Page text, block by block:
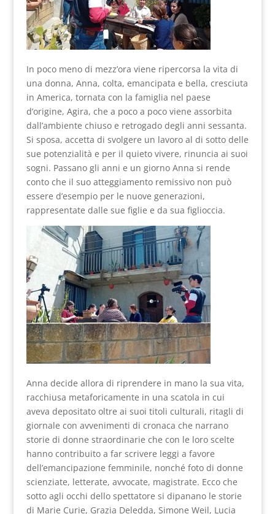
In poco meno di mezz’ora viene ripercorsa la vita di
una donna, Anna, colta, emancipata e bella, cresciuta
in America, tornata con la famiglia nel paese
d’origine, Agira, che a poco a poco viene assorbita
dall’ambiente chiuso e retrogado degli anni sessanta.
Si sposa, accetta di svolgere un lavoro al di sotto delle
sue potenzialità e per il quieto vivere, rinuncia ai suoi
sogni. Passano gli anni e un giorno Anna si rende
conto che il suo atteggiamento remissivo non può
essere d’esempio per le nuove generazioni,
rappresentate dalle sue figlie e da sua figlioccia.
Anna decide allora di riprendere in mano la sua vita,
racchiusa metaforicamente in una scatola in cui
aveva depositato oltre ai suoi titoli culturali, ritagli di
giornale con avvenimenti di cronaca che narrano
storie di donne straordinarie che con le loro scelte
hanno contribuito a far scrivere leggi a favore
dell’emancipazione femminile, nonché foto di donne
scienziate, letterate, avvocate, magistrate. Ecco che
sotto agli occhi dello spettatore si dipanano le storie
di Marie Curie, Grazia Deledda, Simone Weil, Lucia